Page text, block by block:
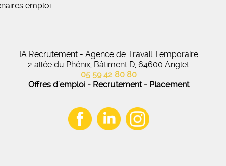
emploi
IA Recrutement - Agence de Travail Temporaire
2 allée du Phénix, Bâtiment D, 64600 Anglet
05 59 42 80 80
Offres d'emploi - Recrutement - Placement